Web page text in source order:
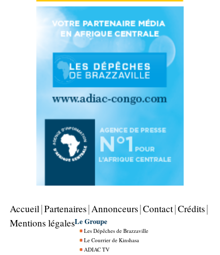
Accueil Partenaires Annonceurs Contact Crédits
Mentions légalesLe Groupe
Les Dépêches de Brazzaville
Le Courrier de Kinshasa
ADIAC TV